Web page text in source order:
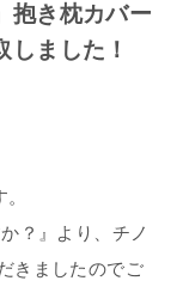
抱き枕カバー
しました！
？』より、チノ
きましたのでご